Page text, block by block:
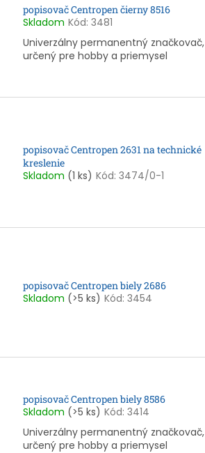
popisovač Centropen čierny 8516
Skladom Kód: 3481
Univerzálny permanentný značkovač,
určený pre hobby a priemysel
popisovač Centropen 2631 na technické
kreslenie
Skladom (1 ks) Kód: 3474/0-1
popisovač Centropen biely 2686
Skladom (>5 ks) Kód: 3454
popisovač Centropen biely 8586
Skladom (>5 ks) Kód: 3414
Univerzálny permanentný značkovač,
určený pre hobby a priemysel